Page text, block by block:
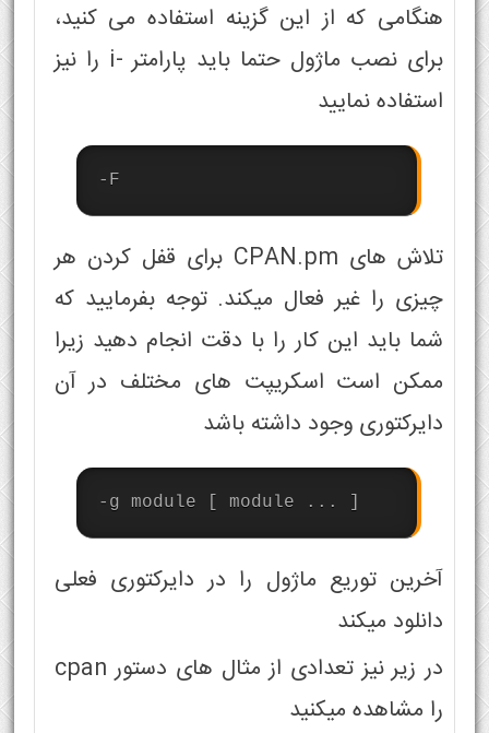
هنگامی که از این گزینه استفاده می کنید،
برای نصب ماژول حتما باید پارامتر -i را نیز
استفاده نمایید
-F
تلاش های CPAN.pm برای قفل کردن هر
چیزی را غیر فعال میکند. توجه بفرمایید که
شما باید این کار را با دقت انجام دهید زیرا
ممکن است اسکریپت های مختلف در آن
دایرکتوری وجود داشته باشد
-g module [ module ... ]
آخرین توریع ماژول را در دایرکتوری فعلی
دانلود میکند
در زیر نیز تعدادی از مثال های دستور cpan
را مشاهده میکنید